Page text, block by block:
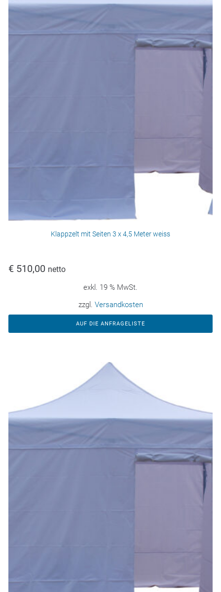
Klappzelt mit Seiten 3 x 4,5 Meter weiss
€ 510,00 netto
exkl. 19 % MwSt.
zzgl. Versandkosten
AUF DIE ANFRAGELISTE